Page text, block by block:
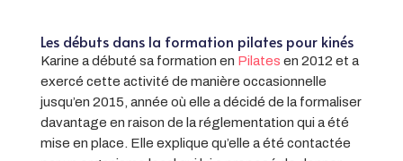
Les débuts dans la formation pilates pour kinés
Karine a débuté sa formation en Pilates en 2012 et a
exercé cette activité de manière occasionnelle
jusqu’en 2015, année où elle a décidé de la formaliser
davantage en raison de la réglementation qui a été
mise en place. Elle explique qu’elle a été contactée